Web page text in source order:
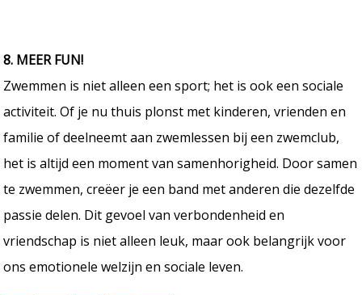
8. MEER FUN!
Zwemmen is niet alleen een sport; het is ook een sociale
activiteit. Of je nu thuis plonst met kinderen, vrienden en
familie of deelneemt aan zwemlessen bij een zwemclub,
het is altijd een moment van samenhorigheid. Door samen
te zwemmen, creëer je een band met anderen die dezelfde
passie delen. Dit gevoel van verbondenheid en
vriendschap is niet alleen leuk, maar ook belangrijk voor
ons emotionele welzijn en sociale leven.